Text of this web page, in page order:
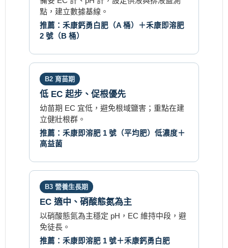
點，建立數據基線。
推薦：禾康鈣勇白肥（A 桶）＋禾康即溶肥
2 號（B 桶）
B2 育苗期
低 EC 起步、促根優先
幼苗期 EC 宜低，避免根域鹽害；重點在建
立健壯根群。
推薦：禾康即溶肥 1 號（平均肥）低濃度＋
高益菌
B3 營養生長期
EC 適中、硝酸態氮為主
以硝酸態氮為主穩定 pH，EC 維持中段，避
免徒長。
推薦：禾康即溶肥 1 號＋禾康鈣勇白肥